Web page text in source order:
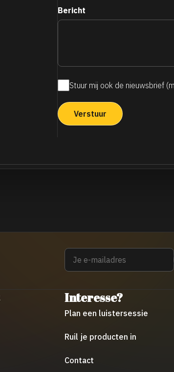
Bericht
Maandelijkse
nieuwsbrief
Stuur mij ook de nieuwsbrief
Email
Interesse?
Plan een luistersessie
Ruil je producten in
Contact